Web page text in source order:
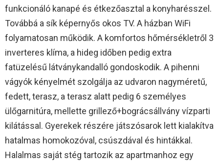
funkcionáló kanapé és étkezőasztal a konyharésszel.
Továbbá a sík képernyős okos TV. A házban WiFi
folyamatosan működik. A komfortos hőmérsékletről 3
inverteres klíma, a hideg időben pedig extra
fatüzelésű látványkandalló gondoskodik. A pihenni
vágyók kényelmét szolgálja az udvaron nagyméretű,
fedett, terasz, a terasz alatt pedig 6 személyes
ülőgarnitúra, mellette grillező+bográcsállvány vízparti
kilátással. Gyerekek részére játszósarok lett kialakítva
hatalmas homokozóval, csúszdával és hintákkal.
Halalmas saját stég tartozik az apartmanhoz egy